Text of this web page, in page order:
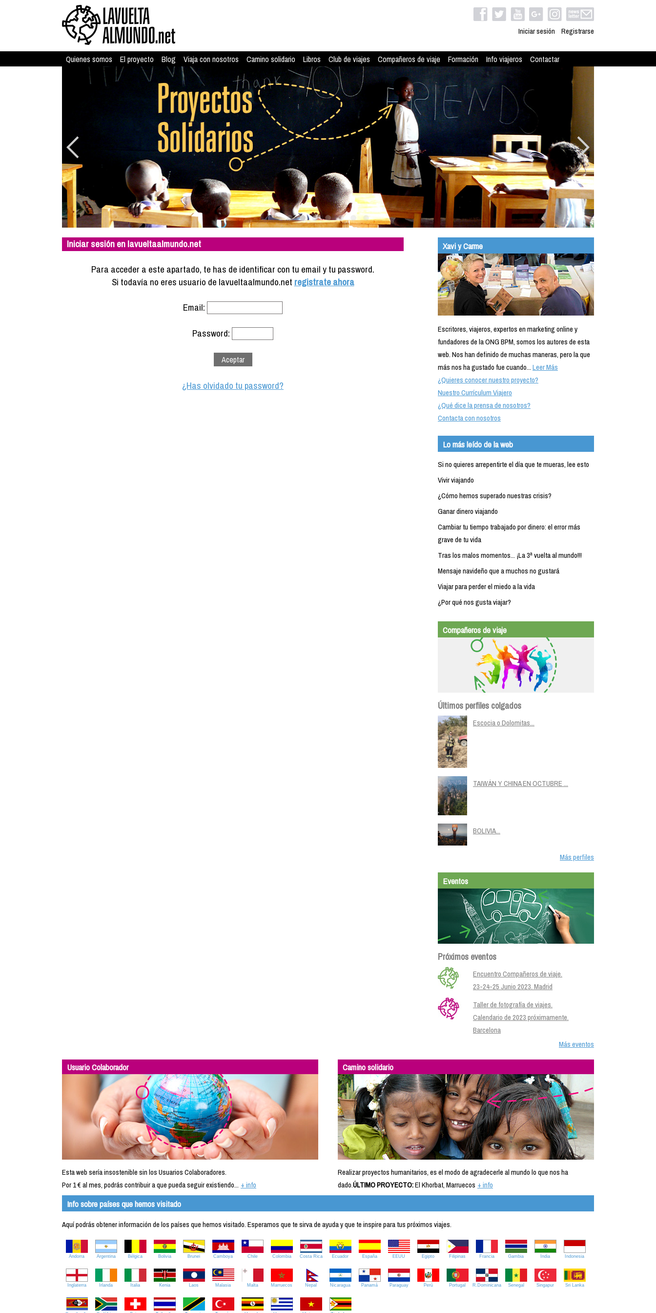
Iniciar sesión Registrarse
Quienes somos El proyecto Blog Viaja con nosotros Camino solidario Libros Club de viajes Compañeros de viaje Formación Info viajeros Contactar
Iniciar sesión en lavueltaalmundo.net
Para acceder a este apartado, te has de identificar con tu email y tu password.
Si todavía no eres usuario de lavueltaalmundo.net registrate ahora
Email:
Password:
¿Has olvidado tu password?
Xavi y Carme
Escritores, viajeros, expertos en marketing online y
fundadores de la ONG BPM, somos los autores de esta
web. Nos han definido de muchas maneras, pero la que
más nos ha gustado fue cuando...Leer Más
¿Quieres conocer nuestro proyecto?
Nuestro Currículum Viajero
¿Qué dice la prensa de nosotros?
Contacta con nosotros
Lo más leído de la web
Si no quieres arrepentirte el día que te mueras, lee esto
Vivir viajando
¿Cómo hemos superado nuestras crisis?
Ganar dinero viajando
Cambiar tu tiempo trabajado por dinero: el error más
grave de tu vida
Tras los malos momentos... ¡La 3ª vuelta al mundo!!!
Mensaje navideño que a muchos no gustará
Viajar para perder el miedo a la vida
¿Por qué nos gusta viajar?
Compañeros de viaje
Últimos perfiles colgados
Escocia o Dolomitas...
TAIWÁN Y CHINA EN OCTUBRE ...
BOLIVIA...
Más perfiles
Eventos
Próximos eventos
Encuentro Compañeros de viaje.
23-24-25 Junio 2023. Madrid
Taller de fotografía de viajes.
Calendario de 2023 próximamente.
Barcelona
Más eventos
Usuario Colaborador
Esta web sería insostenible sin los Usuarios Colaboradores.
Por 1 € al mes, podrás contribuir a que pueda seguir existiendo... + info
Camino solidario
Realizar proyectos humanitarios, es el modo de agradecerle al mundo lo que nos ha
dado.ÚLTIMO PROYECTO:El Khorbat, Marruecos + info
Info sobre países que hemos visitado
Aquí podrás obtener información de los países que hemos visitado. Esperamos que te sirva de ayuda y que te inspire para tus próximos viajes.
Andorra Argentina Bélgica Bolivia Brunei Camboya Chile Colombia Costa Rica Ecuador España EEUU Egipto Filipinas Francia Gambia India Indonesia
Inglaterra Irlanda Italia Kenia Laos Malasia Malta Marruecos Nepal Nicaragua Panamá Paraguay Perú Portugal R.Dominicana Senegal Singapur Sri Lanka